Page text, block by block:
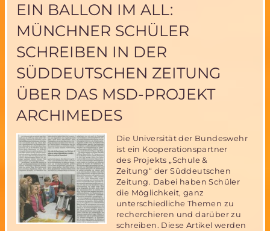
Propaganda-
oder
Aus
die
EIN BALLON IM ALL:
MÜNCHNER SCHÜLER
SCHREIBEN IN DER
SÜDDEUTSCHEN ZEITUNG
ÜBER DAS MSD-PROJEKT
ARCHIMEDES
Die Universität der Bundeswehr
ist ein Kooperationspartner
des Projekts „Schule &
Zeitung“ der Süddeutschen
Zeitung. Dabei haben Schüler
die Möglichkeit, ganz
unterschiedliche Themen zu
recherchieren und darüber zu
schreiben. Diese Artikel werden